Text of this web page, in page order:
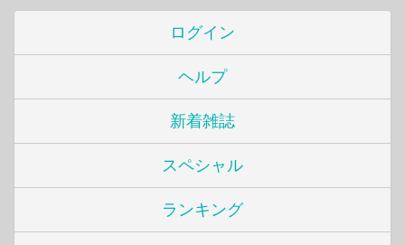
ログイン
ヘルプ
新着雑誌
スペシャル
ランキング